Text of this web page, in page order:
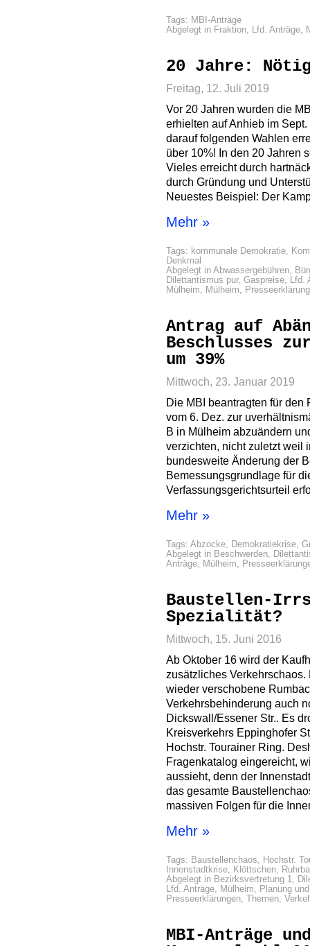
Tags: MBI-Anträge
Abgelegt in Fraktion, Lfd. Anträge,
20 Jahre:
Freitag, 12. Juli 2019
Vor 20 Jahren wurden die
erhielten auf Anhieb im
darauf folgenden Wahlen
über 10%! In den 20 Jahren
Vieles erreicht durch
durch Gründung und
Neuestes Beispiel: Der
Mehr »
Tags: kommunale Demokratie,
Denkmal
Abgelegt in Abwassergebühren,
Dilettantismus pur, Gaspreise, Lfd.
Mülheim, Mülheim,
Antrag auf
Beschlusses
um 39%
Mittwoch, 23. Januar 2019
Die MBI beantragten für den
vom 6. Dez. zur
B in Mülheim abzuändern
verzichten, nicht zuletzt weil
bundesweite Änderung der
Bemessungsgrundlage für
Verfassungsgerichtsurteil
Mehr »
Tags: Abzocke, Demokratiekrise,
Abgelegt in Beschwerden,
Anträge, Mülheim,
Baustellen-
Spezialität?
Mittwoch, 15. Juni 2016
Ab Oktober 16 wird der
zusätzliches
wieder verschobene
Verkehrsbehinderung auch
Dickswall/Essener Str.. Es
Kreisverkehrs Eppinghofer
Hochstr. Tourainer Ring.
Fragenkatalog eingereicht,
aussieht, denn der
das gesamte
massiven Folgen für die
Mehr »
Tags: Baustellenchaos, Hochstr.
Innenstadtkrise, Klöttschen,
Abgelegt in Bezirksvertretung 1,
Lfd. Anträge, Mülheim, Planung
Presseerklärungen, Themen,
MBI-Anträge